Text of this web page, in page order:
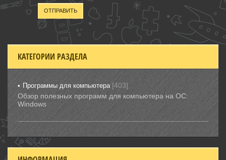
ОТПРАВИТЬ
КАТЕГОРИИ РАЗДЕЛА
Программы для компьютера [403]
Обзор полезных программ для компьютера на ОС:
Windows